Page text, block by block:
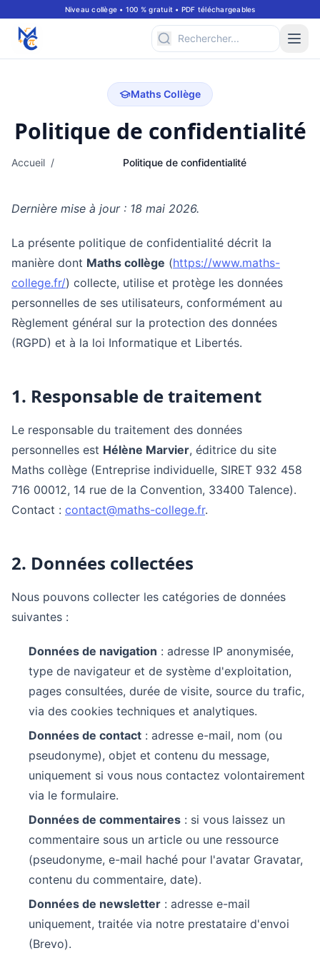
Niveau collège • 100 % gratuit • PDF téléchargeables
Maths Collège
Politique de confidentialité
Accueil / Politique de confidentialité
Dernière mise à jour : 18 mai 2026.
La présente politique de confidentialité décrit la
manière dont Maths collège (https://www.maths-
college.fr/) collecte, utilise et protège les données
personnelles de ses utilisateurs, conformément au
Règlement général sur la protection des données
(RGPD) et à la loi Informatique et Libertés.
1. Responsable de traitement
Le responsable du traitement des données
personnelles est Hélène Marvier, éditrice du site
Maths collège (Entreprise individuelle, SIRET 932 458
716 00012, 14 rue de la Convention, 33400 Talence).
Contact : contact@maths-college.fr.
2. Données collectées
Nous pouvons collecter les catégories de données
suivantes :
Données de navigation : adresse IP anonymisée,
type de navigateur et de système d'exploitation,
pages consultées, durée de visite, source du trafic,
via des cookies techniques et analytiques.
Données de contact : adresse e-mail, nom (ou
pseudonyme), objet et contenu du message,
uniquement si vous nous contactez volontairement
via le formulaire.
Données de commentaires : si vous laissez un
commentaire sous un article ou une ressource
(pseudonyme, e-mail haché pour l'avatar Gravatar,
contenu du commentaire, date).
Données de newsletter : adresse e-mail
uniquement, traitée via notre prestataire d'envoi
(Brevo).